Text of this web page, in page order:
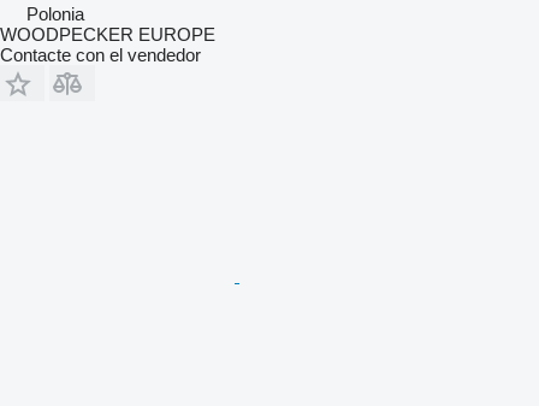
Polonia
WOODPECKER EUROPE
Contacte con el vendedor